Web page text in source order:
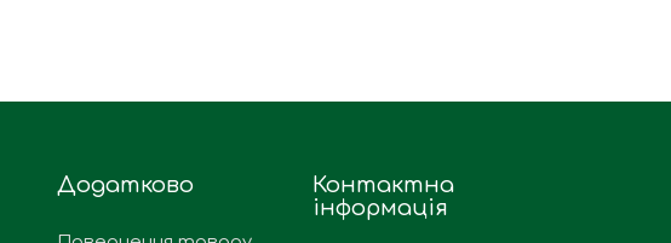
Додатково
Контактна
інформація